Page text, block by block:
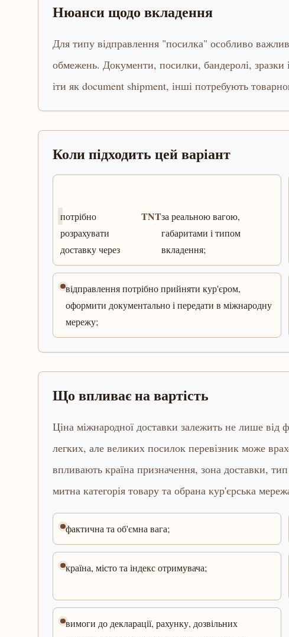
Нюанси щодо вкладення
Для типу відправлення "посилка" особливо
обмежень. Документи, посилки, бандеролі,
іти як document shipment, інші потребують
Коли підходить цей варіант
потрібно
розрахувати
доставку через
TNTза реальною вагою,
габаритами і типом
вкладення;
відправлення потрібно прийняти кур'єром,
оформити документально і передати в міжнародну
мережу;
Що впливає на вартість
Ціна міжнародної доставки залежить не лише від
легких, але великих посилок перевізник може
впливають країна призначення, зона доставки,
митна категорія товару та обрана кур'єрська
фактична та об'ємна вага;
країна, місто та індекс отримувача;
вимоги до декларації, рахунку, дозвільних